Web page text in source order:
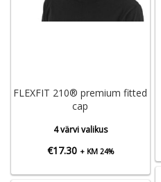
FLEXFIT 210® premium fitted
cap
4 värvi valikus
€17.30 + KM 24%